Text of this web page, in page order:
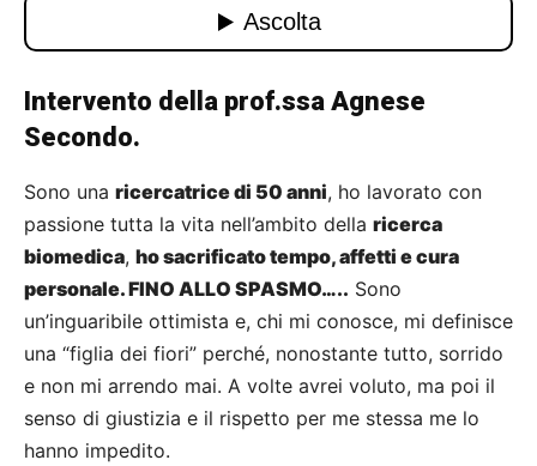
Intervento della prof.ssa Agnese
Secondo.
Sono una ricercatrice di 50 anni, ho lavorato con
passione tutta la vita nell’ambito della ricerca
biomedica, ho sacrificato tempo, affetti e cura
personale. FINO ALLO SPASMO….. Sono
un’inguaribile ottimista e, chi mi conosce, mi definisce
una “figlia dei fiori” perché, nonostante tutto, sorrido
e non mi arrendo mai. A volte avrei voluto, ma poi il
senso di giustizia e il rispetto per me stessa me lo
hanno impedito.